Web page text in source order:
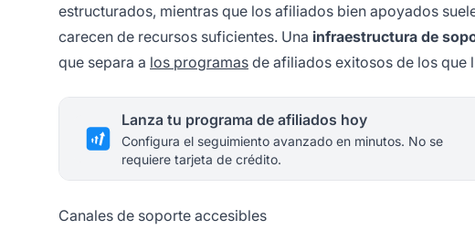
estructurados, mientras que los afiliados bien apoyados
carecen de recursos suficientes. Una infraestructura de
que separa a los programas de afiliados exitosos de los que
Lanza tu programa de afiliados hoy
Configura el seguimiento avanzado en minutos. No se
requiere tarjeta de crédito.
Canales de soporte accesibles